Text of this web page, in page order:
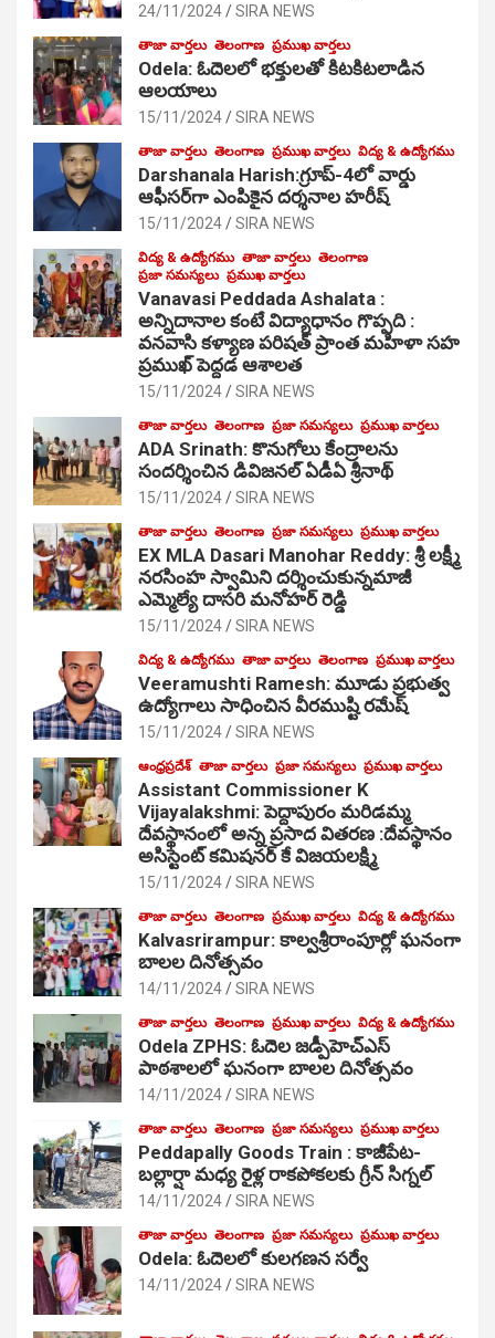
24/11/2024 SIRA NEWS
తాజా వార్తలు తెలంగాణ ప్రముఖ వార్తలు
Odela: ఓదెల‌లో భక్తులతో కిటకిటలాడిన
ఆల‌యాలు
15/11/2024 SIRA NEWS
తాజా వార్తలు తెలంగాణ ప్రముఖ వార్తలు విద్య & ఉద్యోగము
Darshanala Harish:గ్రూప్-4లో వార్డు
ఆఫీసర్‌గా ఎంపికైన దర్శనాల హరీష్
15/11/2024 SIRA NEWS
విద్య & ఉద్యోగము తాజా వార్తలు తెలంగాణ
ప్రజా సమస్యలు ప్రముఖ వార్తలు
Vanavasi Peddada Ashalata :
అన్నిదానాల కంటే విద్యాధానం గొప్పది :
వనవాసి కళ్యాణ పరిషత్ ప్రాంత మహిళా సహ
ప్రముఖ్ పెద్దడ ఆశాలత
15/11/2024 SIRA NEWS
తాజా వార్తలు తెలంగాణ ప్రజా సమస్యలు ప్రముఖ వార్తలు
ADA Srinath: కొనుగోలు కేంద్రాల‌ను
సంద‌ర్శించిన డివిజనల్ ఏడీఏ శ్రీనాథ్
15/11/2024 SIRA NEWS
తాజా వార్తలు తెలంగాణ ప్రజా సమస్యలు ప్రముఖ వార్తలు
EX MLA Dasari Manohar Reddy: శ్రీ లక్ష్మీ
నరసింహ స్వామిని దర్శించుకున్నమాజీ
ఎమ్మెల్యే దాసరి మనోహర్ రెడ్డి
15/11/2024 SIRA NEWS
విద్య & ఉద్యోగము తాజా వార్తలు తెలంగాణ ప్రముఖ వార్తలు
Veeramushti Ramesh: మూడు ప్రభుత్వ
ఉద్యోగాలు సాధించిన వీరముష్టి రమేష్
15/11/2024 SIRA NEWS
ఆంధ్రప్రదేశ్ తాజా వార్తలు ప్రజా సమస్యలు ప్రముఖ వార్తలు
Assistant Commissioner K
Vijayalakshmi: పెద్దాపురం మరిడమ్మ
దేవస్థానంలో అన్న ప్రసాద వితరణ :దేవస్థానం
అసిస్టెంట్ కమిషనర్ కే విజయలక్ష్మి
15/11/2024 SIRA NEWS
తాజా వార్తలు తెలంగాణ ప్రముఖ వార్తలు విద్య & ఉద్యోగము
Kalvasrirampur: కాల్వశ్రీరాంపూర్లో ఘనంగా
బాలల దినోత్సవం
14/11/2024 SIRA NEWS
తాజా వార్తలు తెలంగాణ ప్రముఖ వార్తలు విద్య & ఉద్యోగము
Odela ZPHS: ఓదెల జ‌డ్పీహెచ్ఎస్
పాఠ‌శాల‌లో ఘనంగా బాలల దినోత్సవం
14/11/2024 SIRA NEWS
తాజా వార్తలు తెలంగాణ ప్రజా సమస్యలు ప్రముఖ వార్తలు
Peddapally Goods Train : కాజీపేట-
బల్లార్షా మధ్య రైళ్ల రాకపోకలకు గ్రీన్ సిగ్నల్
14/11/2024 SIRA NEWS
తాజా వార్తలు తెలంగాణ ప్రజా సమస్యలు ప్రముఖ వార్తలు
Odela: ఓదెలలో కులగణన సర్వే
14/11/2024 SIRA NEWS